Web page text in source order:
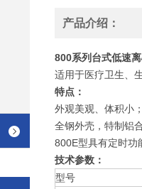
产品介绍：
800系列台式低速
适用于医疗卫生、
特点：
外观美观、体积小
全钢外壳，特制铝
800E型具有定时功
技术参数：
型号